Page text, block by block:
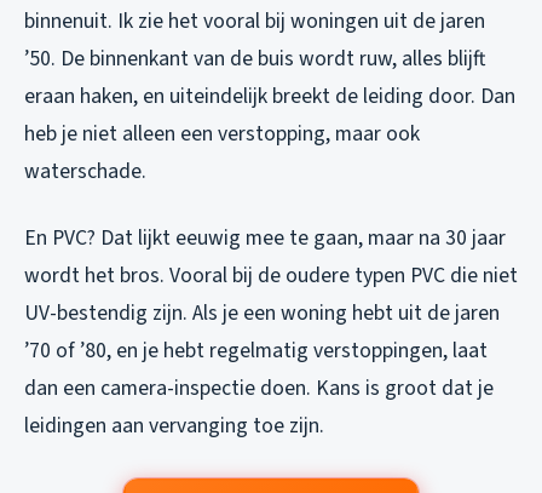
binnenuit. Ik zie het vooral bij woningen uit de jaren
’50. De binnenkant van de buis wordt ruw, alles blijft
eraan haken, en uiteindelijk breekt de leiding door. Dan
heb je niet alleen een verstopping, maar ook
waterschade.
En PVC? Dat lijkt eeuwig mee te gaan, maar na 30 jaar
wordt het bros. Vooral bij de oudere typen PVC die niet
UV-bestendig zijn. Als je een woning hebt uit de jaren
’70 of ’80, en je hebt regelmatig verstoppingen, laat
dan een camera-inspectie doen. Kans is groot dat je
leidingen aan vervanging toe zijn.